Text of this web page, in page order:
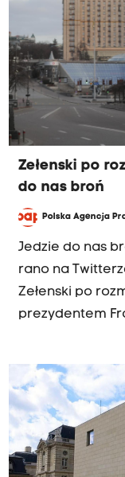
Zełenski po
do nas broń
Polska Agencja
Jedzie do nas
rano na
Zełenski po
prezydentem